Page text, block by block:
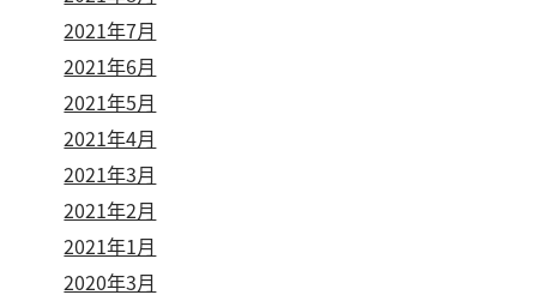
2021年7月
2021年6月
2021年5月
2021年4月
2021年3月
2021年2月
2021年1月
2020年3月